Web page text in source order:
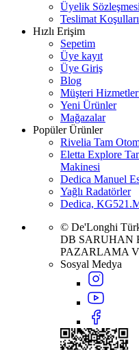
Üyelik Sözleşmesi
Teslimat Koşulları
Hızlı Erişim
Sepetim
Üye kayıt
Üye Giriş
Blog
Müşteri
Yeni Ürünler
Mağazalar
Popüler Ürünler
Rivelia Tam
Eletta Explore
Makinesi
Dedica Manuel
Yağlı Radatörler
Dedica,
© De'Longhi
DB SARUHAN
PAZARLAMA
Sosyal Medya